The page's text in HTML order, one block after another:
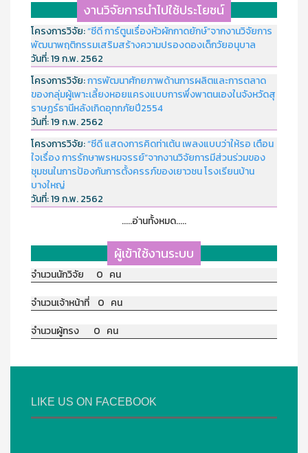
งานวิจัยการนำไปใช้ประโยชน์
โครงการวิจัย:“ซีดี การ์ตูนเรื่องหัวผักกาดยักษ์”จากงานวิจัยการ
พัฒนาพฤติกรรมเสริมสร้างความปรองดองเด็กวัยอนุบาล
วันที่:19 ก.พ. 2562
โครงการวิจัย:การพัฒนาศักยภาพด้านการผลิตและการตลาด
ของกลุ่มผู้เพาะเลี้ยงหอยแครงแบบการพึ่งพาตนเองในจังหวัดสุ
ราษฏร์ธานีหลังเกิดอุทกภัยปี2554
วันที่:19 ก.พ. 2562
โครงการวิจัย:“ซีดี แสดงการคิดท่าเต้น เพลงแบบว่าให้รอ เตือน
ใจเรื่อง การรักษาพรหมจรรย์”จากงานวิจัยการมีส่วนร่วมของ
ชุมชนในการป้องกันการตั้งครรภ์ของเยาวชน โรงเรียนบ้าน
บางใหญ่
วันที่:19 ก.พ. 2562
.....อ่านทั้งหมด.....
ผู้เข้าใช้งานระบบ
จำนวนนักวิจัย 0 คน
จำนวนเจ้าหน้าที่ 0 คน
จำนวนผู้ทรง 0 คน
LIKE US ON FACEBOOK